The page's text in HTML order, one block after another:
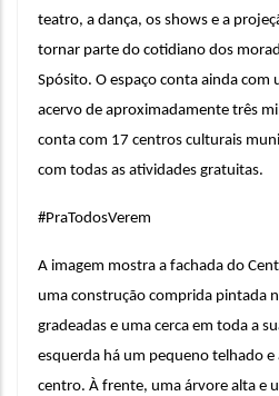
teatro, a dança, os shows e a
tornar parte do cotidiano dos
Spósito. O espaço conta ainda com
acervo de aproximadamente três
conta com 17 centros culturais
com todas as atividades gratuitas.
#PraTodosVerem
A imagem mostra a fachada do
uma construção comprida pintada
gradeadas e uma cerca em toda a
esquerda há um pequeno telhado
centro. À frente, uma árvore alta e